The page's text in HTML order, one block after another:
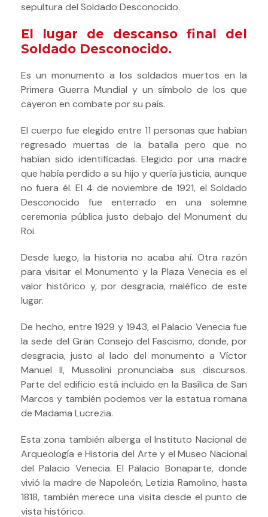
sepultura del Soldado Desconocido.
El lugar de descanso final del
Soldado Desconocido.
Es un monumento a los soldados muertos en la
Primera Guerra Mundial y un símbolo de los que
cayeron en combate por su país.
El cuerpo fue elegido entre 11 personas que habían
regresado muertas de la batalla pero que no
habían sido identificadas. Elegido por una madre
que había perdido a su hijo y quería justicia, aunque
no fuera él. El 4 de noviembre de 1921, el Soldado
Desconocido fue enterrado en una solemne
ceremonia pública justo debajo del Monument du
Roi.
Desde luego, la historia no acaba ahí. Otra razón
para visitar el Monumento y la Plaza Venecia es el
valor histórico y, por desgracia, maléfico de este
lugar.
De hecho, entre 1929 y 1943, el Palacio Venecia fue
la sede del Gran Consejo del Fascismo, donde, por
desgracia, justo al lado del monumento a Víctor
Manuel II, Mussolini pronunciaba sus discursos.
Parte del edificio está incluido en la Basílica de San
Marcos y también podemos ver la estatua romana
de Madama Lucrezia.
Esta zona también alberga el Instituto Nacional de
Arqueología e Historia del Arte y el Museo Nacional
del Palacio Venecia. El Palacio Bonaparte, donde
vivió la madre de Napoleón, Letizia Ramolino, hasta
1818, también merece una visita desde el punto de
vista histórico.